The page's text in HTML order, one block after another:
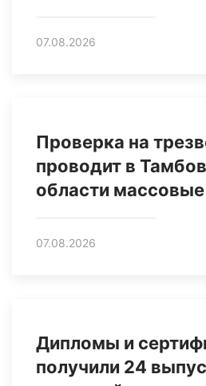
07.08.2026
Проверка на
проводит в
области
07.08.2026
Дипломы и
получили 24